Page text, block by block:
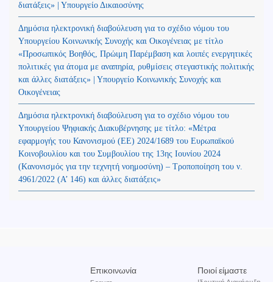
διατάξεις» | Υπουργείο Δικαιοσύνης
Δημόσια ηλεκτρονική διαβούλευση για το σχέδιο νόμου του
Υπουργείου Κοινωνικής Συνοχής και Οικογένειας με τίτλο
«Προσωπικός Βοηθός, Πρώιμη Παρέμβαση και λοιπές ενεργητικές
πολιτικές για άτομα με αναπηρία, ρυθμίσεις στεγαστικής πολιτικής
και άλλες διατάξεις» | Υπουργείο Κοινωνικής Συνοχής και
Οικογένειας
Δημόσια ηλεκτρονική διαβούλευση για το σχέδιο νόμου του
Υπουργείου Ψηφιακής Διακυβέρνησης με τίτλο: «Μέτρα
εφαρμογής του Κανονισμού (ΕΕ) 2024/1689 του Ευρωπαϊκού
Κοινοβουλίου και του Συμβουλίου της 13ης Ιουνίου 2024
(Kανονισμός για την τεχνητή νοημοσύνη) – Τροποποίηση του ν.
4961/2022 (Α’ 146) και άλλες διατάξεις»
Επικοινωνία Ποιοί είμαστε